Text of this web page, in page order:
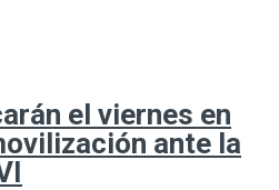
el viernes en
ante la